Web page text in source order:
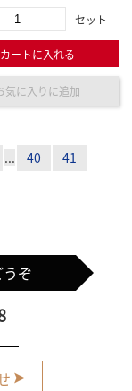
セット
カートに入れる
気に入りに追加
... 40
41
ぞ